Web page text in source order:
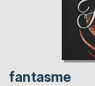
fantasme